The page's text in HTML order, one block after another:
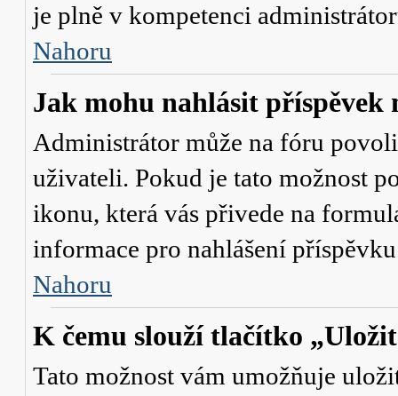
je plně v kompetenci
Nahoru
Jak mohu nahlásit příspěvek
Administrátor může na fóru
uživateli. Pokud je tato možnost
ikonu, která vás přivede na
informace pro nahlášení
Nahoru
K čemu slouží tlačítko
Tato možnost vám umožňuje